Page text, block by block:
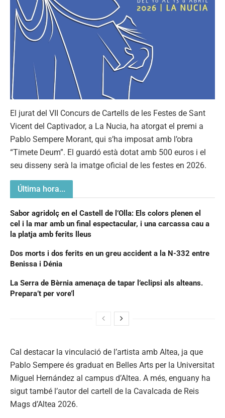
El jurat del VII Concurs de Cartells de les Festes de Sant
Vicent del Captivador, a La Nucia, ha atorgat el premi a
Pablo Sempere Morant, qui s’ha imposat amb l’obra
“Timete Deum”. El guardó està dotat amb 500 euros i el
seu disseny serà la imatge oficial de les festes en 2026.
Última hora...
Sabor agridolç en el Castell de l’Olla: Els colors plenen el
cel i la mar amb un final espectacular, i una carcassa cau a
la platja amb ferits lleus
Dos morts i dos ferits en un greu accident a la N-332 entre
Benissa i Dénia
La Serra de Bèrnia amenaça de tapar l’eclipsi als alteans.
Prepara’t per vore’l
Cal destacar la vinculació de l’artista amb Altea, ja que
Pablo Sempere és graduat en Belles Arts per la Universitat
Miguel Hernández al campus d’Altea. A més, enguany ha
sigut també l’autor del cartell de la Cavalcada de Reis
Mags d’Altea 2026.